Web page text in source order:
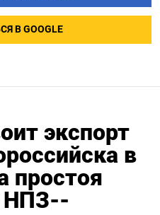
В GOOGLE
экспорт
в
простоя
НПЗ--